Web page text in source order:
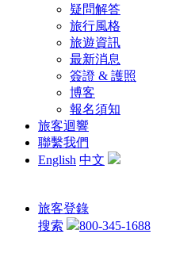
疑問解答
旅行風格
旅遊資訊
最新消息
簽證 & 護照
博客
報名須知
旅客迴響
聯繫我們
English 中文
旅客登錄
搜索
800-345-1688